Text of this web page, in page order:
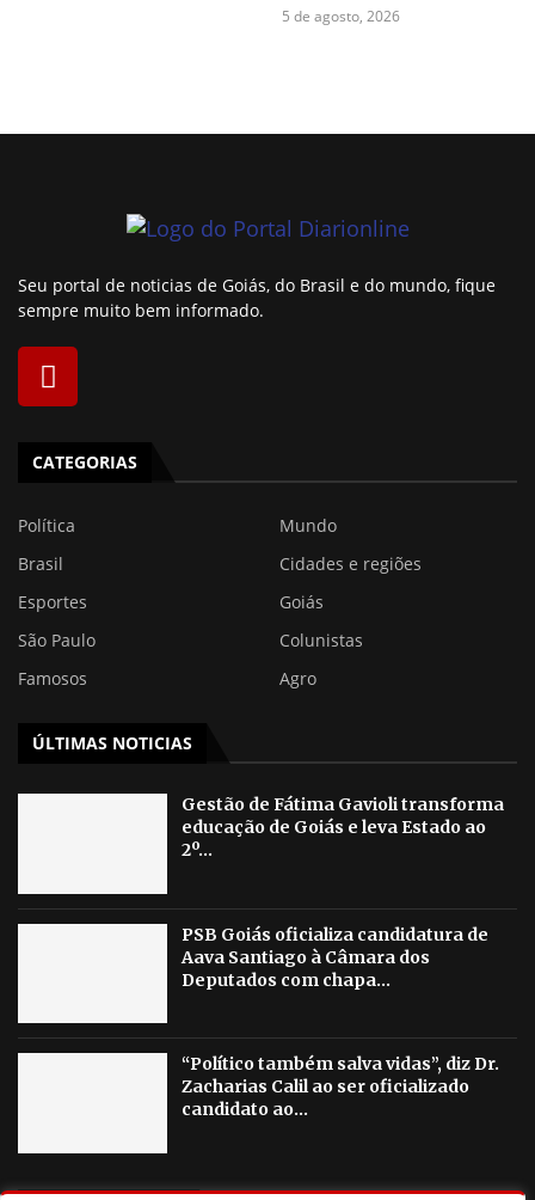
5 de agosto, 2026
Seu portal de noticias de Goiás, do Brasil e do mundo, fique
sempre muito bem informado.
CATEGORIAS
Política
Mundo
Brasil
Cidades e regiões
Esportes
Goiás
São Paulo
Colunistas
Famosos
Agro
ÚLTIMAS NOTICIAS
Gestão de Fátima Gavioli transforma
educação de Goiás e leva Estado ao
2º...
PSB Goiás oficializa candidatura de
Aava Santiago à Câmara dos
Deputados com chapa...
“Político também salva vidas”, diz Dr.
Zacharias Calil ao ser oficializado
candidato ao...